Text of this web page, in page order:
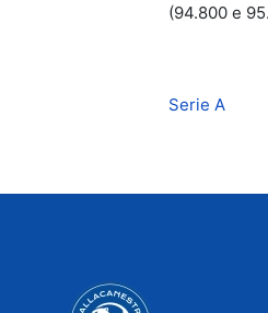
(94.800 e
Serie A